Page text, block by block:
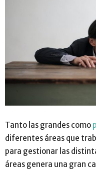
Tanto las grandes como
diferentes áreas que
para gestionar las
áreas genera una gran